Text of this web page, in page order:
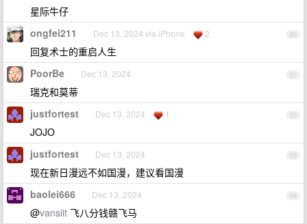
星际牛仔
60
ongfei211 Dec 13, 2024 via iPhone 2
回复术士的重启人生
61
PoorBe Dec 13, 2024
瑞克和莫蒂
62
justfortest Dec 13, 2024 1
JOJO
63
justfortest Dec 13, 2024
现在新日漫远不如国漫，建议看国漫
64
baolei666 Dec 13, 2024
@vansiit 飞八分钱赣飞马